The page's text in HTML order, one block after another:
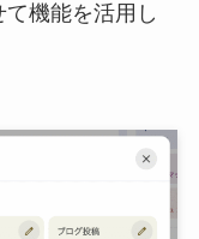
機能を活用し